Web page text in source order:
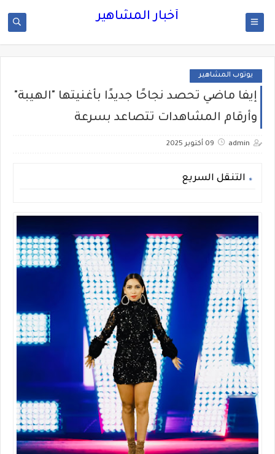
أخبار المشاهير
يوتوب المشاهير
إيفا ماضي تحصد نجاحًا جديدًا بأغنيتها "الهيبة"
وأرقام المشاهدات تتصاعد بسرعة
admin 09 أكتوبر 2025
التنقل السريع